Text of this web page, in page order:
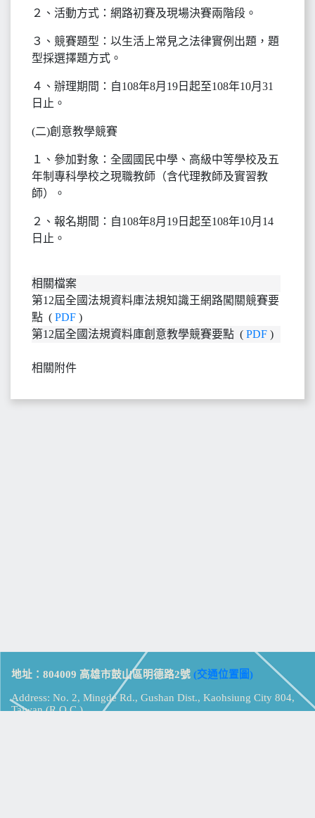
２、活動方式：網路初賽及現場決賽兩階段。
３、競賽題型：以生活上常見之法律實例出題，題
型採選擇題方式。
４、辦理期間：自108年8月19日起至108年10月31
日止。
(二)創意教學競賽
１、參加對象：全國國民中學、高級中等學校及五
年制專科學校之現職教師（含代理教師及實習教
師）。
２、報名期間：自108年8月19日起至108年10月14
日止。
相關檔案
第12屆全國法規資料庫法規知識王網路闖關競賽要
點 ( PDF )
第12屆全國法規資料庫創意教學競賽要點 ( PDF )
相關附件
地址：804009 高雄市鼓山區明德路2號 (交通位置圖)
Address: No. 2, Mingde Rd., Gushan Dist., Kaohsiung City 804,
Taiwan (R.O.C.)